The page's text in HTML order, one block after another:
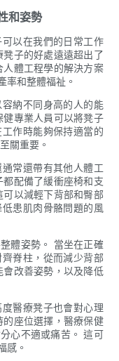
和姿勢
以在我們的日常工作
子的好處遠遠超出了
體工程學的解決方案
率和整體福祉。
納不同身高的人的能
專業人員可以將凳子
作時能夠保持適當的
關重要。
常還帶有其他人體工
配備了緩衝座椅和支
以減輕下背部和臀部
患肌肉骨骼問題的風
體姿勢。 當坐在正確
脊柱，從而減少背部
改善姿勢，以及降低
醫療凳子也會對心理
座位選擇，醫療保健
心不適或痛苦。 這可
感。